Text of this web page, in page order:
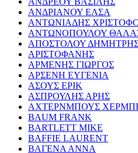
ΑΝΔΡΙΑΝΟΥ ΕΛΣΑ
ΑΝΤΩΝΙΑΔΗΣ
ΑΝΤΩΝΟΠΟΥΛΟΥ
ΑΠΟΣΤΟΛΟΥ
ΑΡΙΣΤΟΦΑΝΗΣ
ΑΡΜΕΝΗΣ ΓΙΩΡΓΟΣ
ΑΡΣΕΝΗ ΕΥΓΕΝΙΑ
ΑΣΟΥΣ ΕΡΙΚ
ΑΣΠΡΟΥΛΗΣ ΑΡΗΣ
ΑΧΤΕΡΝΜΠΟΥΣ
BAUM FRANK
BARTLETT MIKE
BAFFIE LAURENT
ΒΑΓΕΝΑ ΑΝΝΑ